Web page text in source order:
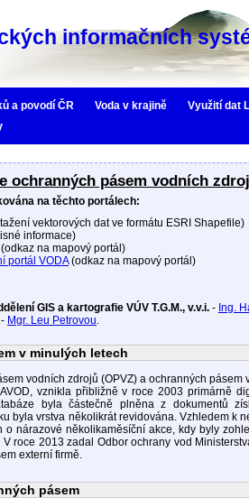
informačních
a povodí ČR Voda v krajině Využití dat
ochranných pásem vodních
na těchto portálech:
vektorových dat ve formátu ESRI Shapefile)
informace)
(odkaz na mapový portál)
portál VODA(odkaz na mapový portál)
GIS a kartografie VÚV T.G.M., v.v.i. - Ing.
- Mgr. Leu Petrovou.
v minulých letech
vodních zdrojů (OPVZ) a ochranných pásem
vznikla přibližně v roce 2003 primárně
byla částečně plněna z dokumentů
byla vrstva několikrát revidována. Vzhledem k
nárazové několikaměsíční akce, kdy byly
roce 2013 zadal Odbor ochrany vod
externí firmě.
pásem